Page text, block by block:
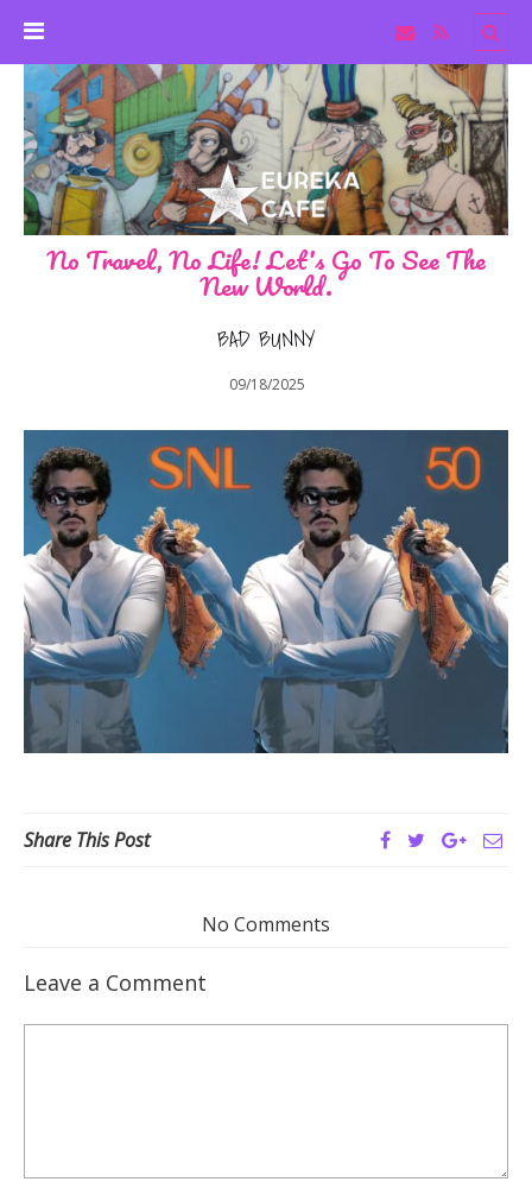
No Travel, No Life! Let's Go To See The
New World.
BAD BUNNY
09/18/2025
Share This Post
No Comments
Leave a Comment